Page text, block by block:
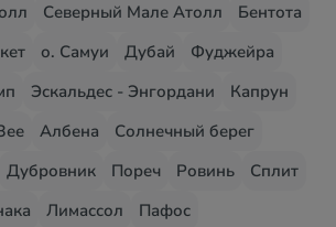
Северный Мале Атолл
Бентота
о. Самуи Дубай
Фуджейра
Эскальдес - Энгордани
Капрун
Албена
Солнечный берег
Дубровник Пореч Ровинь
Сплит
Лимассол
Пафос